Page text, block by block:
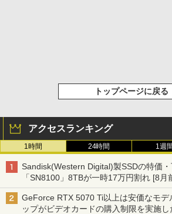
トップページに戻る
アクセスランキング
1時間 24時間 1週
Sandisk(Western Digital)製SSDの特価
「SN8100」8TBが一時17万円割れ [8
GeForce RTX 5070 Ti以上は安価なモデ
ップがビデオカードの購入制限を実施し